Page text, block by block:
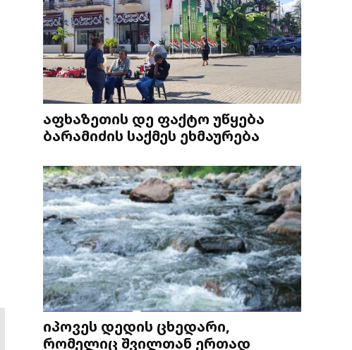
აფხაზეთის დე ფაქტო უწყება
ბარამიძის საქმეს ეხმაურება
იპოვეს დედის ცხედარი,
რომელიც შვილთან ერთად